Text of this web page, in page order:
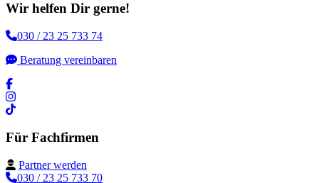
Wir helfen Dir gerne!
030 / 23 25 733 74
Beratung vereinbaren
Für Fachfirmen
Partner werden
030 / 23 25 733 70